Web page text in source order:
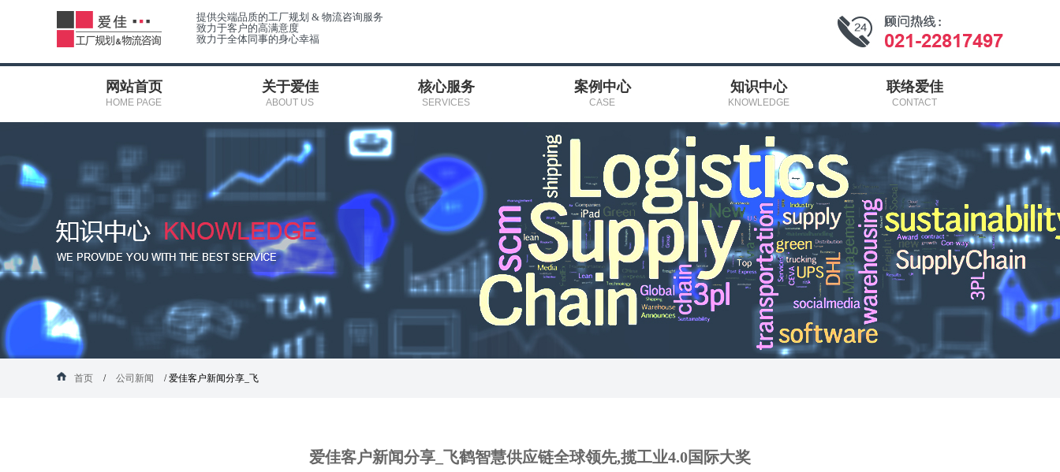
提供尖端品质的工厂规划 & 物流咨询服务
致力于客户的高满意度
致力于全体同事的身心幸福
网站首页
HOME PAGE
关于爱佳
ABOUT US
核心服务
SERVICES
案例中心
CASE
知识中心
KNOWLEDGE
联络爱佳
CONTACT
首页 / 公司新闻 /爱佳客户新闻分享_飞
爱佳客户新闻分享_飞鹤智慧供应链全球领先,揽工业4.0国际大奖